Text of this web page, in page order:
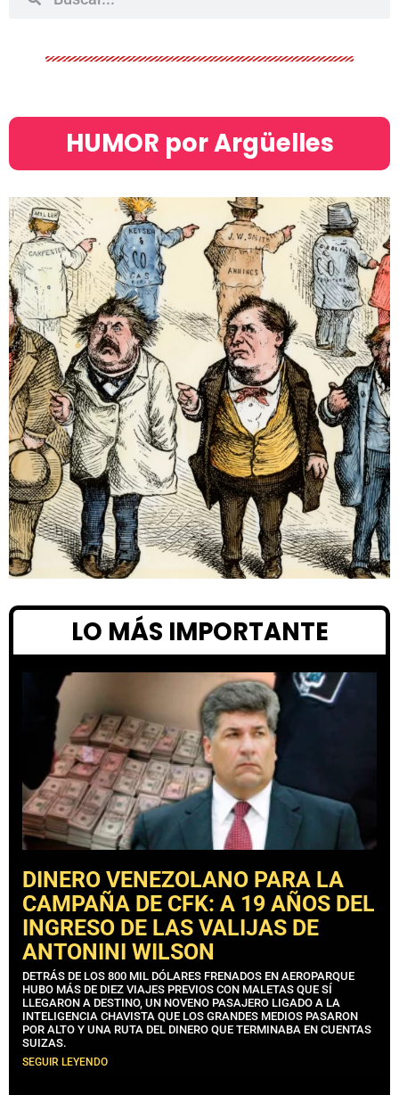
HUMOR por Argüelles​
LO MÁS IMPORTANTE
DINERO VENEZOLANO PARA LA
CAMPAÑA DE CFK: A 19 AÑOS DEL
INGRESO DE LAS VALIJAS DE
ANTONINI WILSON
DETRÁS DE LOS 800 MIL DÓLARES FRENADOS EN AEROPARQUE
HUBO MÁS DE DIEZ VIAJES PREVIOS CON MALETAS QUE SÍ
LLEGARON A DESTINO, UN NOVENO PASAJERO LIGADO A LA
INTELIGENCIA CHAVISTA QUE LOS GRANDES MEDIOS PASARON
POR ALTO Y UNA RUTA DEL DINERO QUE TERMINABA EN CUENTAS
SUIZAS.
SEGUIR LEYENDO